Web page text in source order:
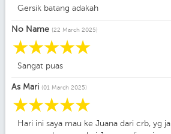
Gersik batang adakah
No Name (22 March 2025)
☆
☆
☆
☆
☆
Sangat puas
As Mari (01 March 2025)
☆
☆
☆
☆
☆
Hari ini saya mau ke Juana dari crb, yg